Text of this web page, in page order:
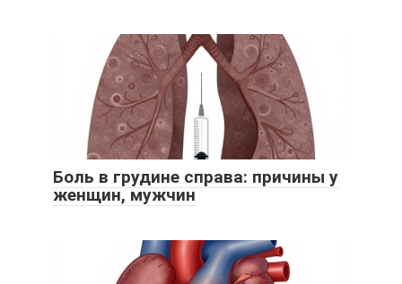
Боль в грудине справа: причины у
женщин, мужчин